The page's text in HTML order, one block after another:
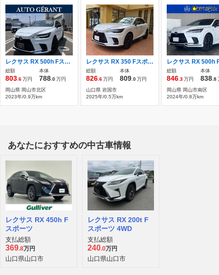
レクサス RX 500h Fスポーツ パフォーマンス 4WD 4WD 14インチディスプレイ
総額
803 .6万円
本体
788 .0万円
岡山県 岡山市北区
2023年/0.9万km
レクサス RX 350 Fスポーツ 4WD 350Fスポーツ 4WD
総額
826 .6万円
本体
809 .0万円
山口県 岩国市
2025年/0.5万km
総額
846 .3万円
本体
838 .8
岡山県 岡山市南区
2024年/0.8万km
あなたにおすすめの中古車情報
レクサス RX 450h F
スポーツ
支払総額
369.8万円
山口県山口市
レクサス RX 200t F
スポーツ 4WD
支払総額
240.0万円
山口県山口市